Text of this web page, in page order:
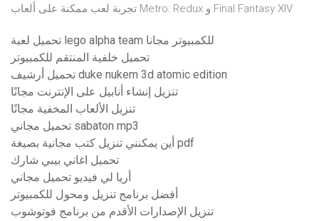
تجربة لعب ممكنة على ألعاب Metro: Redux و Final Fantasy XIV
تحميل لعبة lego alpha team للكمبيوتر مجانا
تحميل خلفية المنتقم للكمبيوتر
تحميل أرشيف duke nukem 3d atomic edition
تنزيل إنشاء أنابيل على الإنترنت مجانًا
تنزيل الألعاب المخفية مجانًا
تحميل مجاني sabaton mp3
أين يمكنني تنزيل كتب مجانية بصيغة pdf
تحميل اغاني بيبي شارك
أريا لي فيديو تحميل مجاني
أفضل برنامج تنزيل ومحول للكمبيوتر
تنزيل الإصدارات الأقدم من برنامج فوتوشوب